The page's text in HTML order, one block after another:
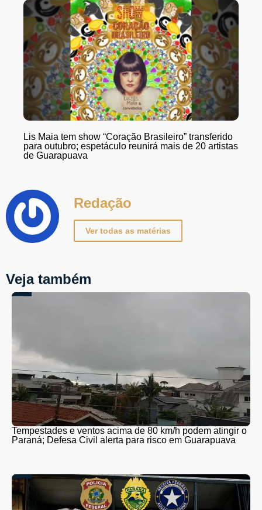
Lis Maia tem show “Coração Brasileiro” transferido
para outubro; espetáculo reunirá mais de 20 artistas
de Guarapuava
Redação
Ver todas as matérias
Veja também
Tempestades e ventos acima de 80 km/h podem atingir o
Paraná; Defesa Civil alerta para risco em Guarapuava